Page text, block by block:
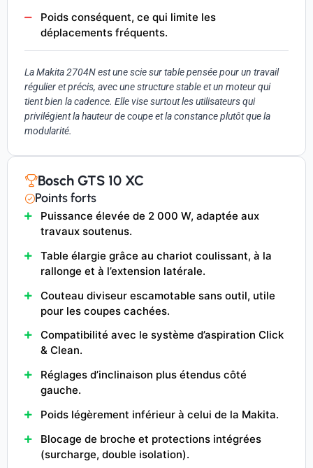
Poids conséquent, ce qui limite les
déplacements fréquents.
La Makita 2704N est une scie sur table pensée pour un travail
régulier et précis, avec une structure stable et un moteur qui
tient bien la cadence. Elle vise surtout les utilisateurs qui
privilégient la hauteur de coupe et la constance plutôt que la
modularité.
Bosch GTS 10 XC
Points forts
Puissance élevée de 2 000 W, adaptée aux
travaux soutenus.
Table élargie grâce au chariot coulissant, à la
rallonge et à l’extension latérale.
Couteau diviseur escamotable sans outil, utile
pour les coupes cachées.
Compatibilité avec le système d’aspiration Click
& Clean.
Réglages d’inclinaison plus étendus côté
gauche.
Poids légèrement inférieur à celui de la Makita.
Blocage de broche et protections intégrées
(surcharge, double isolation).